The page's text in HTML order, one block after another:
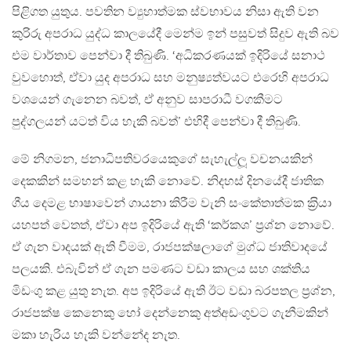
පිළිගත යුතුය. පවතින ව්‍යුහාත්මක ස්වභාවය නිසා ඇති වන
කුරිරු අපරාධ යුද්ධ කාලයේදී මෙන්ම ඉන් පසුවත් සිදුව ඇති බව
එම වාර්තාව පෙන්වා දී තිබුණි. ‘අධිකරණයක් ඉදිරියේ සනාථ
වුවහොත්, ඒවා යුද අපරාධ සහ මනුෂ්‍යත්වයට එරෙහි අපරාධ
වශයෙන් ගැනෙන බවත්, ඒ අනුව සාපරාධී වගකීමට
පුද්ගලයන් යටත් විය හැකි බවත්’ එහිදී පෙන්වා දී තිබුණි.
මේ නිගමන, ජනාධිපතිවරයෙකුගේ සැහැල්ලූ වචනයකින්
දෙකකින් සමහන් කළ හැකි නොවේ. නිදහස් දිනයේදී ජාතික
ගීය දෙමළ භාෂාවෙන් ගායනා කිරීම වැනි සංකේතාත්මක ක‍්‍රියා
යහපත් වෙතත්, ඒවා අප ඉදිරියේ ඇති ‘කර්කශ’ ප‍්‍රශ්න නොවේ.
ඒ ගැන වාදයක් ඇති වීමම, රාජපක්ෂලාගේ මුග්ධ ජාතිවාදයේ
පලයකි. එබැවින් ඒ ගැන පමණට වඩා කාලය සහ ශක්තිය
මිඩංගු කළ යුතු නැත. අප ඉදිරියේ ඇති ඊට වඩා බරපතල ප‍්‍රශ්න,
රාජපක්ෂ කෙනෙකු හෝ දෙන්නෙකු අත්අඩංගුවට ගැනීමකින්
මකා හැරිය හැකි වන්නේද නැත.